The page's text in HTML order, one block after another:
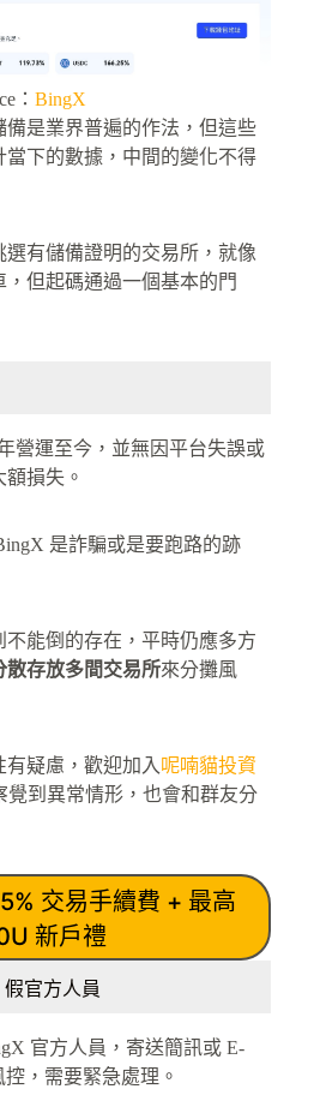
： BingX
是業界普遍的作法，但這些
下的數據，中間的變化不得
有儲備證明的交易所，就像
但起碼通過一個基本的門
營運至今，並無因平台失誤或
損失。
是詐騙或是要跑路的跡
能倒的存在，平時仍應多方
散存放多間交易所來分攤風
疑慮，歡迎加入 呢喃貓投資
覺到異常情形，也會和群友分
交易手續費 + 最高
新戶禮
官方人員
官方人員，寄送簡訊或 E-
，需要緊急處理。